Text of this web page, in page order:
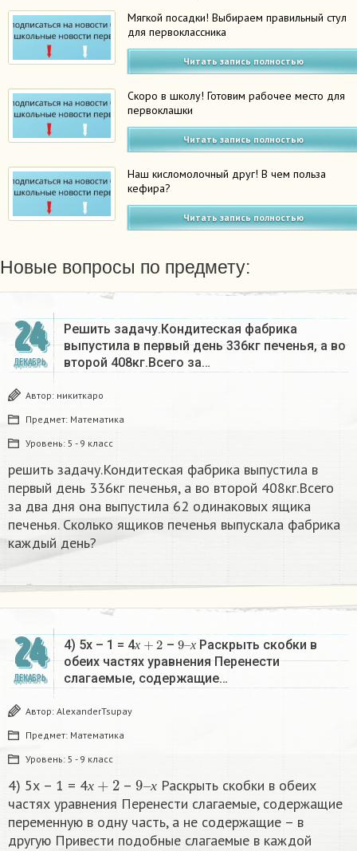
Мягкой посадки! Выбираем правильный стул
для первоклассника
Читать запись полностью
Скоро в школу! Готовим рабочее место для
первоклашки
Читать запись полностью
Наш кисломолочный друг! В чем польза
кефира?
Читать запись полностью
Новые вопросы по предмету:
24
ДЕКАБРЬ
Решить задачу.Кондитеская фабрика
выпустила в первый день 336кг печенья, а во
второй 408кг.Всего за…
Автор: никиткаро
Предмет: Математика
Уровень: 5 - 9 класс
решить задачу.Кондитеская фабрика выпустила в
первый день 336кг печенья, а во второй 408кг.Всего
за два дня она выпустила 62 одинаковых ящика
печенья. Сколько ящиков печенья выпускала фабрика
каждый день?
24
ДЕКАБРЬ
4) 5х – 1 = 4х
х+2 – х
9–
х
Раскрыть скобки в
обеих частях уравнения Перенести
слагаемые, содержащие…
Автор: AlexanderTsupay
Предмет: Математика
Уровень: 5 - 9 класс
4) 5х – 1 = 4х – х
9
х
Раскрыть скобки в обеих
частях уравнения Перенести слагаемые, содержащие
переменную в одну часть, а не содержащие – в
другую Привести подобные слагаемые в каждой